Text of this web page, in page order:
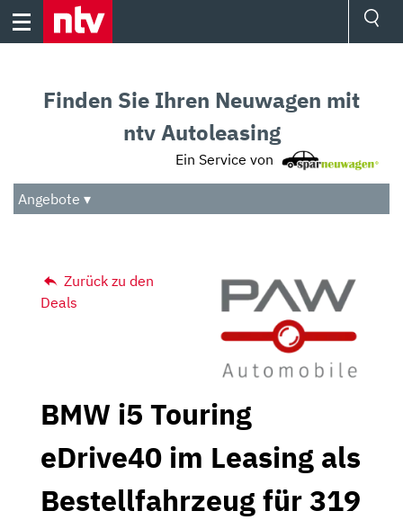
Skip
Audio
Das Beste
Finden Sie Ihren Neuwagen mit
ntv Autoleasing
Ein Service von
Angebote ▾
Zurück zu den
Deals
BMW i5 Touring
eDrive40 im Leasing als
Bestellfahrzeug für 319